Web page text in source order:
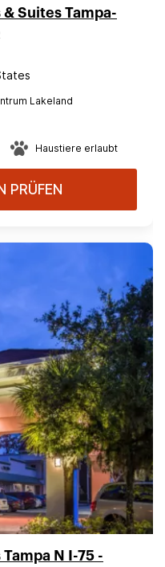
Suites Tampa-
Lakeland
Haustiere erlaubt
PRÜFEN
N I-75 -